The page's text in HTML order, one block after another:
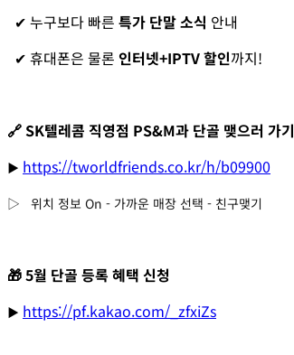
✔ 누구보다 빠른 특가 단말 소식 안내
✔ 휴대폰은 물론 인터넷+IPTV 할인까지!
🔗 SK텔레콤 직영점 PS&M과 단골 맺으러 가기
▶ https://tworldfriends.co.kr/h/b09900
▷ 위치 정보 On - 가까운 매장 선택 - 친구맺기
🎁 5월 단골 등록 혜택 신청
▶ https://pf.kakao.com/_zfxiZs